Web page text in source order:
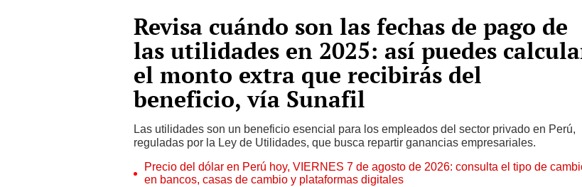
Revisa cuándo son las fechas de pago de
las utilidades en 2025: así puedes
el monto extra que recibirás del
beneficio, vía Sunafil
Las utilidades son un beneficio esencial para los empleados del sector privado en Perú,
reguladas por la Ley de Utilidades, que busca repartir ganancias empresariales.
Precio del dólar en Perú hoy, VIERNES 7 de agosto de 2026: consulta el tipo de
en bancos, casas de cambio y plataformas digitales